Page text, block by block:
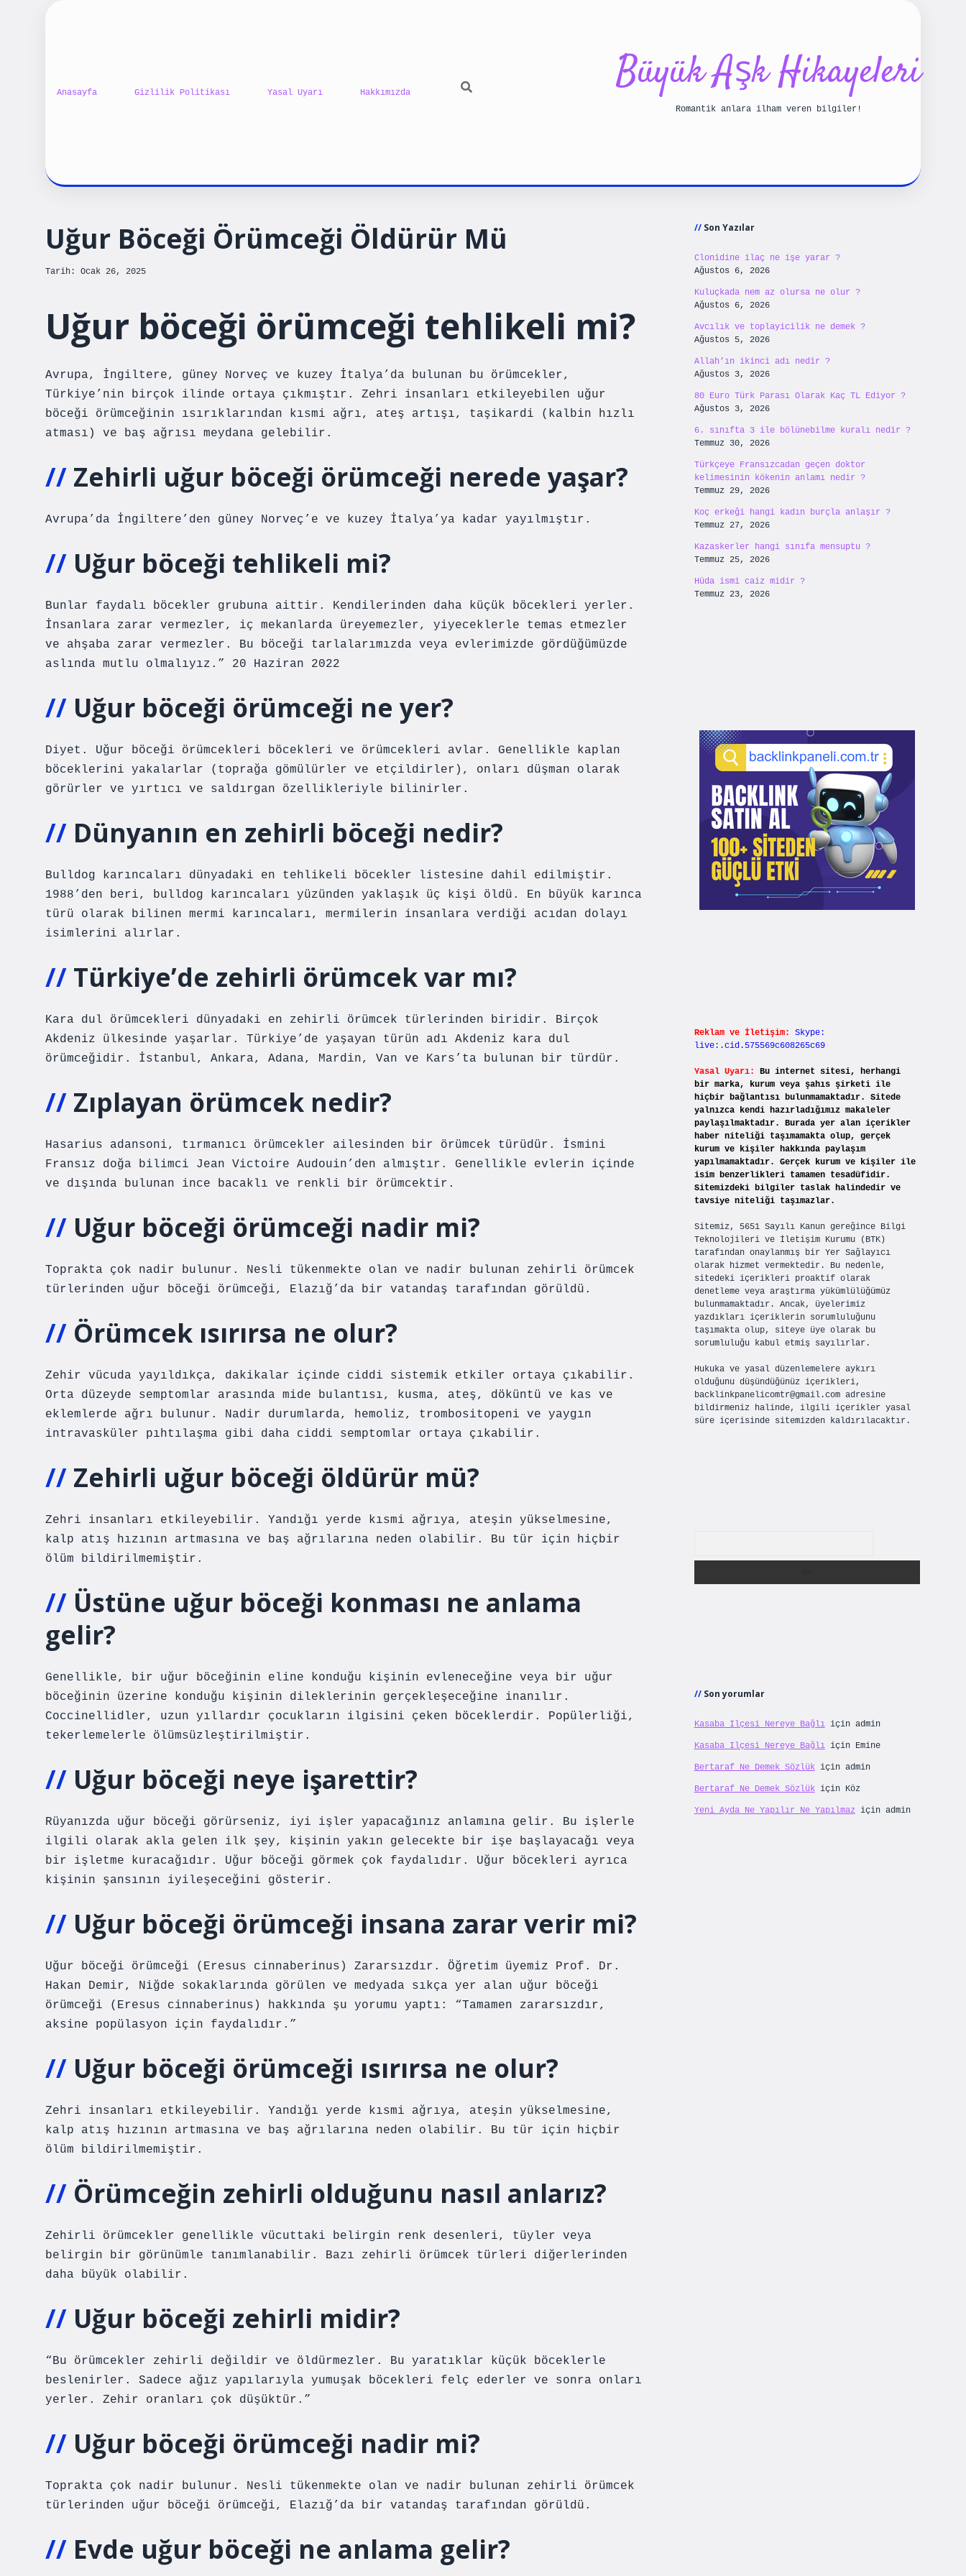
Anasayfa Gizlilik Politikası Yasal Uyarı Hakkımızda Büyük Aşk Hikayeleri
Romantik anlara ilham veren bilgiler!
Uğur Böceği Örümceği Öldürür Mü
Tarih: Ocak 26, 2025
Uğur böceği örümceği tehlikeli mi?
Avrupa, İngiltere, güney Norveç ve kuzey İtalya’da bulunan bu örümcekler,
Türkiye’nin birçok ilinde ortaya çıkmıştır. Zehri insanları etkileyebilen uğur
böceği örümceğinin ısırıklarından kısmi ağrı, ateş artışı, taşikardi (kalbin hızlı
atması) ve baş ağrısı meydana gelebilir.
Zehirli uğur böceği örümceği nerede yaşar?
Avrupa’da İngiltere’den güney Norveç’e ve kuzey İtalya’ya kadar yayılmıştır.
Uğur böceği tehlikeli mi?
Bunlar faydalı böcekler grubuna aittir. Kendilerinden daha küçük böcekleri yerler.
İnsanlara zarar vermezler, iç mekanlarda üreyemezler, yiyeceklerle temas etmezler
ve ahşaba zarar vermezler. Bu böceği tarlalarımızda veya evlerimizde gördüğümüzde
aslında mutlu olmalıyız.” 20 Haziran 2022
Uğur böceği örümceği ne yer?
Diyet. Uğur böceği örümcekleri böcekleri ve örümcekleri avlar. Genellikle kaplan
böceklerini yakalarlar (toprağa gömülürler ve etçildirler), onları düşman olarak
görürler ve yırtıcı ve saldırgan özellikleriyle bilinirler.
Dünyanın en zehirli böceği nedir?
Bulldog karıncaları dünyadaki en tehlikeli böcekler listesine dahil edilmiştir.
1988’den beri, bulldog karıncaları yüzünden yaklaşık üç kişi öldü. En büyük karınca
türü olarak bilinen mermi karıncaları, mermilerin insanlara verdiği acıdan dolayı
isimlerini alırlar.
Türkiye’de zehirli örümcek var mı?
Kara dul örümcekleri dünyadaki en zehirli örümcek türlerinden biridir. Birçok
Akdeniz ülkesinde yaşarlar. Türkiye’de yaşayan türün adı Akdeniz kara dul
örümceğidir. İstanbul, Ankara, Adana, Mardin, Van ve Kars’ta bulunan bir türdür.
Zıplayan örümcek nedir?
Hasarius adansoni, tırmanıcı örümcekler ailesinden bir örümcek türüdür. İsmini
Fransız doğa bilimci Jean Victoire Audouin’den almıştır. Genellikle evlerin içinde
ve dışında bulunan ince bacaklı ve renkli bir örümcektir.
Uğur böceği örümceği nadir mi?
Toprakta çok nadir bulunur. Nesli tükenmekte olan ve nadir bulunan zehirli örümcek
türlerinden uğur böceği örümceği, Elazığ’da bir vatandaş tarafından görüldü.
Örümcek ısırırsa ne olur?
Zehir vücuda yayıldıkça, dakikalar içinde ciddi sistemik etkiler ortaya çıkabilir.
Orta düzeyde semptomlar arasında mide bulantısı, kusma, ateş, döküntü ve kas ve
eklemlerde ağrı bulunur. Nadir durumlarda, hemoliz, trombositopeni ve yaygın
intravasküler pıhtılaşma gibi daha ciddi semptomlar ortaya çıkabilir.
Zehirli uğur böceği öldürür mü?
Zehri insanları etkileyebilir. Yandığı yerde kısmi ağrıya, ateşin yükselmesine,
kalp atış hızının artmasına ve baş ağrılarına neden olabilir. Bu tür için hiçbir
ölüm bildirilmemiştir.
Üstüne uğur böceği konması ne anlama
gelir?
Genellikle, bir uğur böceğinin eline konduğu kişinin evleneceğine veya bir uğur
böceğinin üzerine konduğu kişinin dileklerinin gerçekleşeceğine inanılır.
Coccinellidler, uzun yıllardır çocukların ilgisini çeken böceklerdir. Popülerliği,
tekerlemelerle ölümsüzleştirilmiştir.
Uğur böceği neye işarettir?
Rüyanızda uğur böceği görürseniz, iyi işler yapacağınız anlamına gelir. Bu işlerle
ilgili olarak akla gelen ilk şey, kişinin yakın gelecekte bir işe başlayacağı veya
bir işletme kuracağıdır. Uğur böceği görmek çok faydalıdır. Uğur böcekleri ayrıca
kişinin şansının iyileşeceğini gösterir.
Uğur böceği örümceği insana zarar verir mi?
Uğur böceği örümceği (Eresus cinnaberinus) Zararsızdır. Öğretim üyemiz Prof. Dr.
Hakan Demir, Niğde sokaklarında görülen ve medyada sıkça yer alan uğur böceği
örümceği (Eresus cinnaberinus) hakkında şu yorumu yaptı: “Tamamen zararsızdır,
aksine popülasyon için faydalıdır.”
Uğur böceği örümceği ısırırsa ne olur?
Zehri insanları etkileyebilir. Yandığı yerde kısmi ağrıya, ateşin yükselmesine,
kalp atış hızının artmasına ve baş ağrılarına neden olabilir. Bu tür için hiçbir
ölüm bildirilmemiştir.
Örümceğin zehirli olduğunu nasıl anlarız?
Zehirli örümcekler genellikle vücuttaki belirgin renk desenleri, tüyler veya
belirgin bir görünümle tanımlanabilir. Bazı zehirli örümcek türleri diğerlerinden
daha büyük olabilir.
Uğur böceği zehirli midir?
“Bu örümcekler zehirli değildir ve öldürmezler. Bu yaratıklar küçük böceklerle
beslenirler. Sadece ağız yapılarıyla yumuşak böcekleri felç ederler ve sonra onları
yerler. Zehir oranları çok düşüktür.”
Uğur böceği örümceği nadir mi?
Toprakta çok nadir bulunur. Nesli tükenmekte olan ve nadir bulunan zehirli örümcek
türlerinden uğur böceği örümceği, Elazığ’da bir vatandaş tarafından görüldü.
Evde uğur böceği ne anlama gelir?
Son Yazılar
Clonidine ilaç ne işe yarar ?
Ağustos 6, 2026
Kuluçkada nem az olursa ne olur ?
Ağustos 6, 2026
Avcılık ve toplayicilik ne demek ?
Ağustos 5, 2026
Allah’ın ikinci adı nedir ?
Ağustos 3, 2026
80 Euro Türk Parası Olarak Kaç TL Ediyor ?
Ağustos 3, 2026
6. sınıfta 3 ile bölünebilme kuralı nedir ?
Temmuz 30, 2026
Türkçeye Fransızcadan geçen doktor
kelimesinin kökenin anlamı nedir ?
Temmuz 29, 2026
Koç erkeği hangi kadın burçla anlaşır ?
Temmuz 27, 2026
Kazaskerler hangi sınıfa mensuptu ?
Temmuz 25, 2026
Hüda ismi caiz midir ?
Temmuz 23, 2026
Reklam ve İletişim:
Skype:
live:.cid.575569c608265c69
Yasal Uyarı:
Bu internet sitesi, herhangi
bir marka, kurum veya şahıs şirketi ile
hiçbir bağlantısı bulunmamaktadır. Sitede
yalnızca kendi hazırladığımız makaleler
paylaşılmaktadır. Burada yer alan içerikler
haber niteliği taşımamakta olup, gerçek
kurum ve kişiler hakkında paylaşım
yapılmamaktadır. Gerçek kurum ve kişiler ile
isim benzerlikleri tamamen tesadüfidir.
Sitemizdeki bilgiler taslak halindedir ve
tavsiye niteliği taşımazlar.
Sitemiz, 5651 Sayılı Kanun gereğince Bilgi
Teknolojileri ve İletişim Kurumu (BTK)
tarafından onaylanmış bir Yer Sağlayıcı
olarak hizmet vermektedir. Bu nedenle,
sitedeki içerikleri proaktif olarak
denetleme veya araştırma yükümlülüğümüz
bulunmamaktadır. Ancak, üyelerimiz
yazdıkları içeriklerin sorumluluğunu
taşımakta olup, siteye üye olarak bu
sorumluluğu kabul etmiş sayılırlar.
Hukuka ve yasal düzenlemelere aykırı
olduğunu düşündüğünüz içerikleri,
backlinkpanelicomtr@gmail.comadresine
bildirmeniz halinde, ilgili içerikler yasal
süre içerisinde sitemizden kaldırılacaktır.
Son yorumlar
Kasaba Ilçesi Nereye Bağlıiçin admin
Kasaba Ilçesi Nereye Bağlıiçin Emine
Bertaraf Ne Demek Sözlükiçin admin
Bertaraf Ne Demek Sözlükiçin Köz
Yeni Ayda Ne Yapılır Ne Yapılmaziçin admin